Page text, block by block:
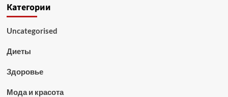
Категории
Uncategorised
Диеты
Здоровье
Мода и красота